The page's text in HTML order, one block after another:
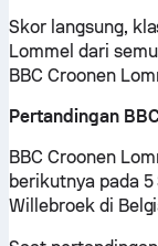
Skor langsung,
Lommel dari
BBC Croonen
Pertandingan
BBC Croonen
berikutnya pada 5
Willebroek di